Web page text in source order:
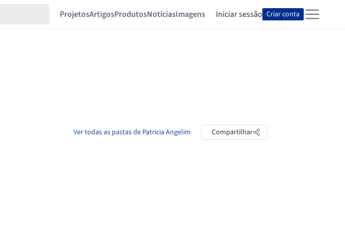
ProjetosArtigosProdutosNotíciasImagens Iniciar sessão Criar conta
Ver todas as pastas de Patricia Angelim Compartilhar